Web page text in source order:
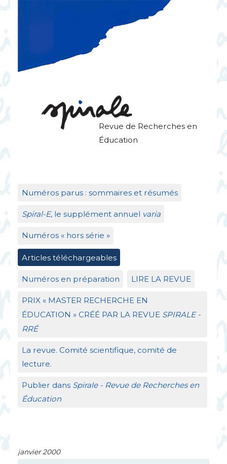
Revue de Recherches en
Éducation
Numéros parus : sommaires et résumés
Spiral-E, le supplément annuel varia
Numéros « hors série »
Articles téléchargeables
Numéros en préparation LIRE LA REVUE
PRIX« MASTER RECHERCHE EN
ÉDUCATION » CRÉÉ PAR LA REVUE SPIRALE-
RRÉ
La revue. Comité scientifique, comité de
lecture.
Publier dans Spirale - Revue de Recherches en
Éducation
janvier 2000